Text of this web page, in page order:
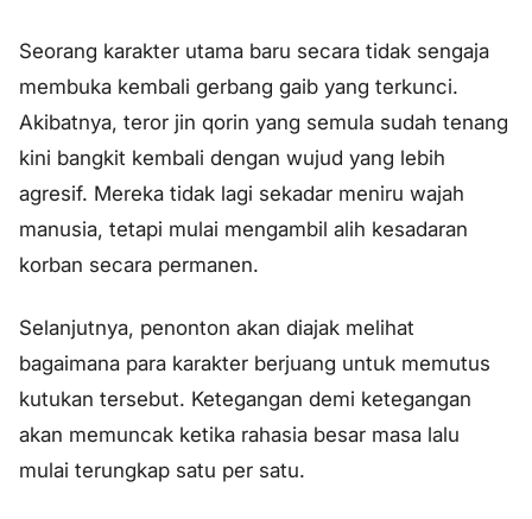
Seorang karakter utama baru secara tidak sengaja
membuka kembali gerbang gaib yang terkunci.
Akibatnya, teror jin qorin yang semula sudah tenang
kini bangkit kembali dengan wujud yang lebih
agresif. Mereka tidak lagi sekadar meniru wajah
manusia, tetapi mulai mengambil alih kesadaran
korban secara permanen.
Selanjutnya, penonton akan diajak melihat
bagaimana para karakter berjuang untuk memutus
kutukan tersebut. Ketegangan demi ketegangan
akan memuncak ketika rahasia besar masa lalu
mulai terungkap satu per satu.